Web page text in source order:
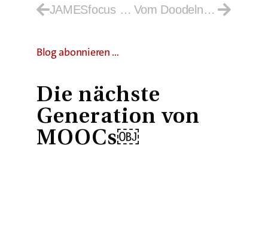
JAMESfocus – Studie 2022: 10 Jahre Jugendmedienforschung Vom Doodeln und Drucken￼
Blog abonnieren …
Die nächste
Generation von
MOOCs￼